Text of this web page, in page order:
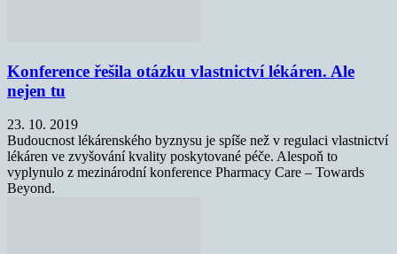
Konference řešila otázku vlastnictví lékáren. Ale
nejen tu
23. 10. 2019
Budoucnost lékárenského byznysu je spíše než v regulaci vlastnictví
lékáren ve zvyšování kvality poskytované péče. Alespoň to
vyplynulo z mezinárodní konference Pharmacy Care – Towards
Beyond.